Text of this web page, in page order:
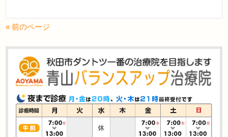
« 前のページ